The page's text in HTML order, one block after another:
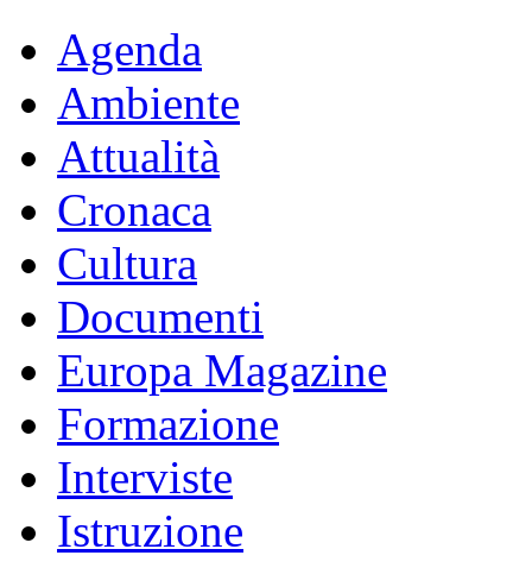
Agenda
Ambiente
Attualità
Cronaca
Cultura
Documenti
Europa Magazine
Formazione
Interviste
Istruzione